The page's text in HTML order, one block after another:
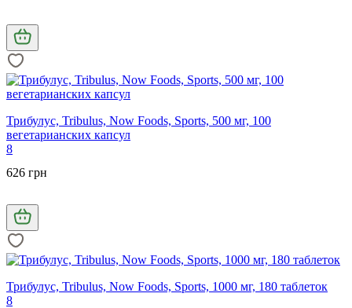
Трибулус, Tribulus, Now Foods, Sports, 500 мг, 100
вегетарианских капсул
8
626 грн
Трибулус, Tribulus, Now Foods, Sports, 1000 мг, 180 таблеток
8